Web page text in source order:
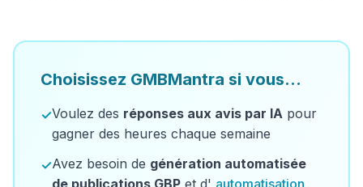
Choisissez GMBMantra si vous...
✓Voulez des réponses aux avis par IA pour
gagner des heures chaque semaine
✓Avez besoin de génération automatisée
de publications GBP et d' automatisation